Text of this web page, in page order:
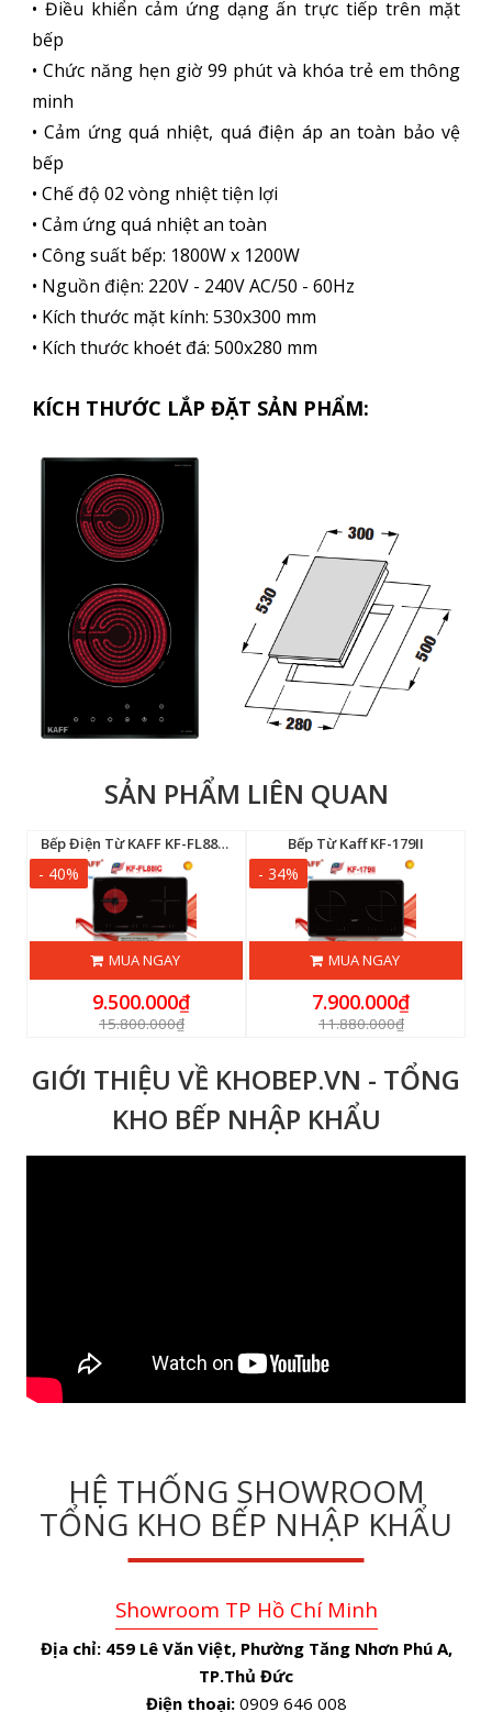
• Điều khiển cảm ứng dạng ấn trực tiếp trên mặt
bếp
• Chức năng hẹn giờ 99 phút và khóa trẻ em thông
minh
• Cảm ứng quá nhiệt, quá điện áp an toàn bảo vệ
bếp
• Chế độ 02 vòng nhiệt tiện lợi
• Cảm ứng quá nhiệt an toàn
• Công suất bếp: 1800W x 1200W
• Nguồn điện: 220V - 240V AC/50 - 60Hz
• Kích thước mặt kính: 530x300 mm
• Kích thước khoét đá: 500x280 mm
KÍCH THƯỚC LẮP ĐẶT SẢN PHẨM:
SẢN PHẨM LIÊN QUAN
Bếp Điện Từ KAFF KF-FL88IC New 2026
- 40%
MUA NGAY
9.500.000₫
15.800.000₫
Bếp Từ Kaff KF-179II
- 34%
MUA NGAY
7.900.000₫
11.880.000₫
GIỚI THIỆU VỀ KHOBEP.VN - TỔNG
KHO BẾP NHẬP KHẨU
HỆ THỐNG SHOWROOM
TỔNG KHO BẾP NHẬP KHẨU
Showroom TP Hồ Chí Minh
Địa chỉ: 459 Lê Văn Việt, Phường Tăng Nhơn Phú A,
TP.Thủ Đức
Điện thoại:0909 646 008